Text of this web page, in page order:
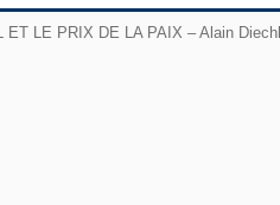
ET LE PRIX DE LA PAIX – Alain